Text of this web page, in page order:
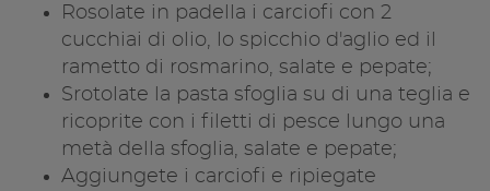
Rosolate in padella i carciofi con 2
cucchiai di olio, lo spicchio d'aglio ed il
rametto di rosmarino, salate e pepate;
Srotolate la pasta sfoglia su di una teglia e
ricoprite con i filetti di pesce lungo una
metà della sfoglia, salate e pepate;
Aggiungete i carciofi e ripiegate